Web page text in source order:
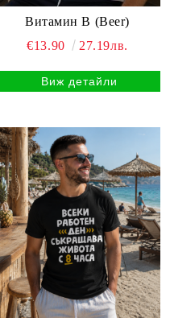
Витамин B (Beer)
€13.90
27.19лв.
Виж детайли